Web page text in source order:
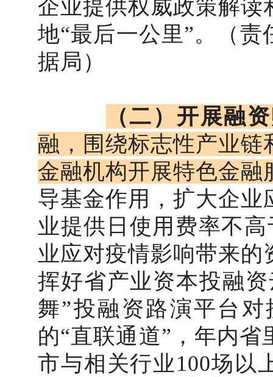
企业提供权威政策解
地“最后一公里”。（
据局）
（二）开展融
融，围绕标志性产业
金融机构开展特色金融
导基金作用，扩大企
业提供日使用费率不
业应对疫情影响带来
挥好省产业资本投融
舞”投融资路演平台
的“直联通道”，年内
市与相关行业100场以